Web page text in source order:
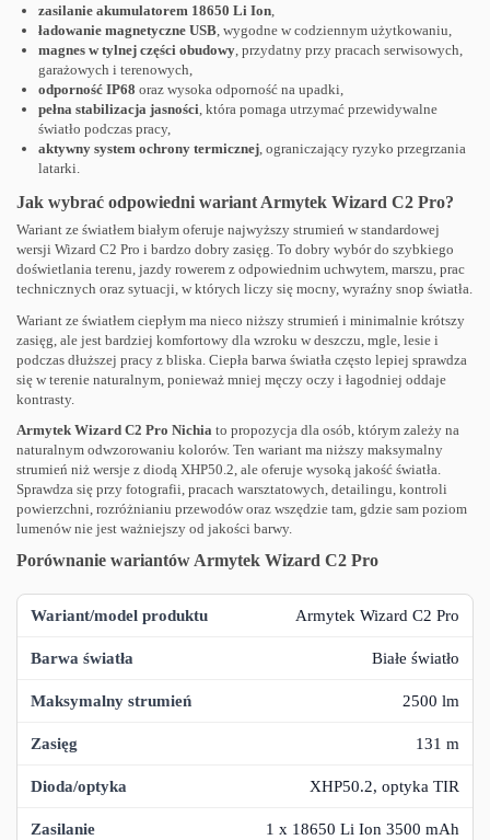
zasilanie akumulatorem 18650 Li Ion
ładowanie magnetyczne USB , wygodne w codziennym użytkowaniu,
magnes w tylnej części obudowy , przydatny przy pracach serwisowych,
garażowych i terenowych,
odporność IP68 oraz wysoka odporność na upadki,
pełna stabilizacja jasności , która pomaga utrzymać przewidywalne
światło podczas pracy,
aktywny system ochrony termicznej , ograniczający ryzyko przegrzania
latarki.
Jak wybrać odpowiedni wariant Armytek Wizard C2 Pro?
Wariant ze światłem białym oferuje najwyższy strumień w standardowej
wersji Wizard C2 Pro i bardzo dobry zasięg. To dobry wybór do szybkiego
doświetlania terenu, jazdy rowerem z odpowiednim uchwytem, marszu, prac
technicznych oraz sytuacji, w których liczy się mocny, wyraźny snop światła.
Wariant ze światłem ciepłym ma nieco niższy strumień i minimalnie krótszy
zasięg, ale jest bardziej komfortowy dla wzroku w deszczu, mgle, lesie i
podczas dłuższej pracy z bliska. Ciepła barwa światła często lepiej sprawdza
się w terenie naturalnym, ponieważ mniej męczy oczy i łagodniej oddaje
kontrasty.
Armytek Wizard C2 Pro Nichia to propozycja dla osób, którym zależy na
naturalnym odwzorowaniu kolorów. Ten wariant ma niższy maksymalny
strumień niż wersje z diodą XHP50.2, ale oferuje wysoką jakość światła.
Sprawdza się przy fotografii, pracach warsztatowych, detailingu, kontroli
powierzchni, rozróżnianiu przewodów oraz wszędzie tam, gdzie sam poziom
lumenów nie jest ważniejszy od jakości barwy.
Porównanie wariantów Armytek Wizard C2 Pro
Armytek Wizard C2 Pro
Białe światło
2500 lm
131 m
XHP50.2, optyka TIR
1 x 18650 Li Ion 3500 mAh